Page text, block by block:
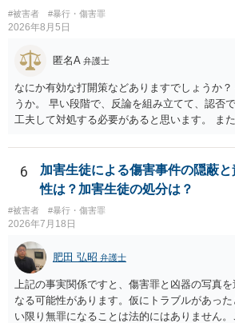
#被害者 #暴行・傷害罪
2026年8月5日
匿名A 弁護士
なにか有効な打開策などありますでしょうか
うか。 早い段階で、反論を組み立てて、認否
工夫して対処する必要があると思います。 ま
告訴状を作って証拠をそろえて出すことでしょ
6
加害生徒による傷害事件の隠蔽
性は？加害生徒の処分は？
#被害者 #暴行・傷害罪
2026年7月18日
肥田 弘昭 弁護士
上記の事実関係ですと、傷害罪と凶器の写真
なる可能性があります。仮にトラブルがあっ
い限り無罪になることは法的にはありません